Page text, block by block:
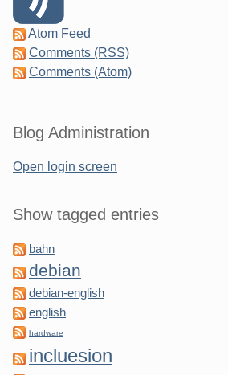
Atom Feed
Comments (RSS)
Comments (Atom)
Blog Administration
Open login screen
Show tagged entries
bahn
debian
debian-english
english
hardware
incluesion